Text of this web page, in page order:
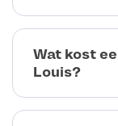
Wat kost
Louis?